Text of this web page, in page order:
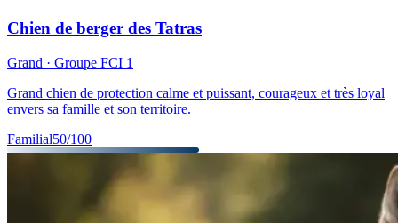
Chien de berger des Tatras
Grand · Groupe FCI 1
Grand chien de protection calme et puissant, courageux et très loyal
envers sa famille et son territoire.
Familial50/100